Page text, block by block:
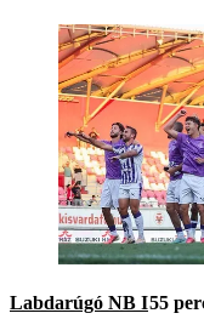
Labdarúgó NB I55